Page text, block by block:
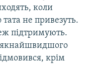
коли
не привезуть.
підтримують.
якнайшвидшого
крім